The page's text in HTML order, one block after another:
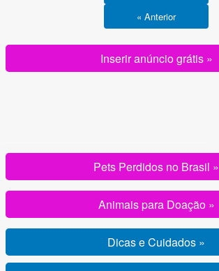
« Anterior
Inserir anúncio grátis »
Pets Perdidos no Brasil »
Animais para Doação »
Dicas e Cuidados »